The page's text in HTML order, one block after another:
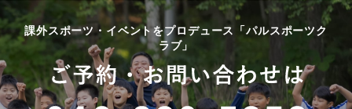
課外スポーツ・イベントをプロデュース「パルスポーツク
ラブ」